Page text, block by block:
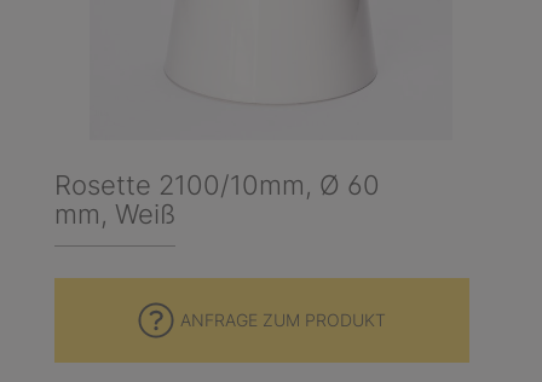
Rosette 2100/10mm, Ø 60
mm, Weiß
ANFRAGE ZUM PRODUKT